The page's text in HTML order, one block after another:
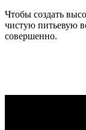
Чтобы создать
чистую питьевую
совершенно.